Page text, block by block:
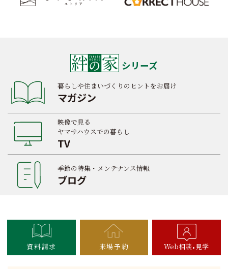
シリーズ
暮らしや住まいづくりのヒントをお届け
マガジン
映像で見る
ヤマサハウスでの暮らし
TV
季節の特集・メンテナンス情報
ブログ
資料請求 来場予約 Web相談 見学